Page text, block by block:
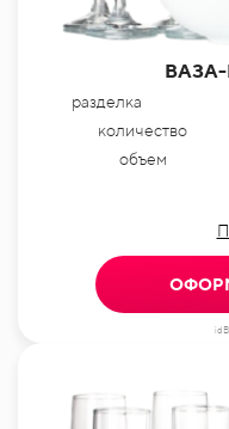
разделка
количество
объем